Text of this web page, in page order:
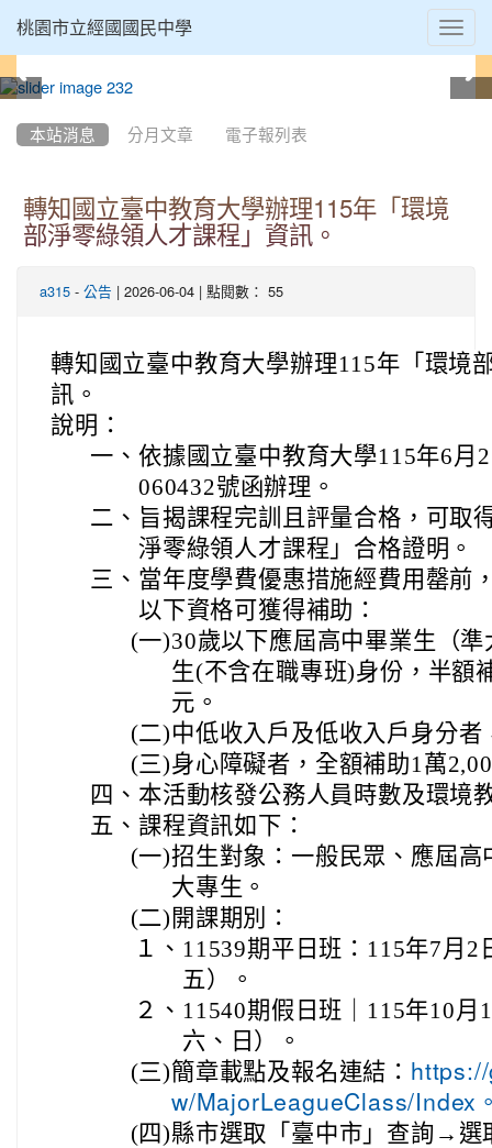
桃園市立經國國民中學
本站消息 分月文章 電子報列表
轉知國立臺中教育大學辦理115年「環境
部淨零綠領人才課程」資訊。
a315 - 公告 | 2026-06-04 | 點閱數： 55
轉知國立臺中教育大學辦理115年「環境
訊。
說明：
一、 依據國立臺中教育大學115年6月
060432號函辦理。
二、 旨揭課程完訓且評量合格，可取
淨零綠領人才課程」合格證明。
三、 當年度學費優惠措施經費用罄前
以下資格可獲得補助：
(一)30歲以下應屆高中畢業生（
生(不含在職專班)身份，半額
元。
(二)中低收入戶及低收入戶身分
(三)身心障礙者，全額補助1萬
四、 本活動核發公務人員時數及環境
五、 課程資訊如下：
(一)招生對象：一般民眾、應屆
大專生。
(二) 開課期別：
１、 11539期平日班：115年7月
五）。
２、 11540期假日班｜115年10月
六、日）。
(三)簡章載點及報名連結：
w/MajorLeagueClass/Index
(四)縣市選取「臺中市」查詢→選